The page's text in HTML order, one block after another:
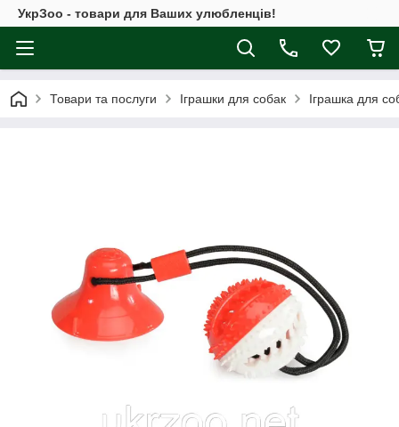
УкрЗоо - товари для Ваших улюбленців!
Товари та послуги Іграшки для собак Іграшка для